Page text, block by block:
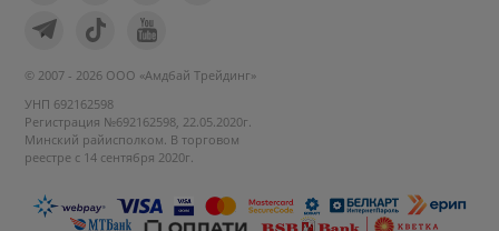
© 2007 - 2026 ООО «Амдбай Трейдинг»
УНП 692162598
Регистрация №692162598, 22.05.2020г.
Минский райисполком. В торговом
реестре с 14 сентября 2020г.